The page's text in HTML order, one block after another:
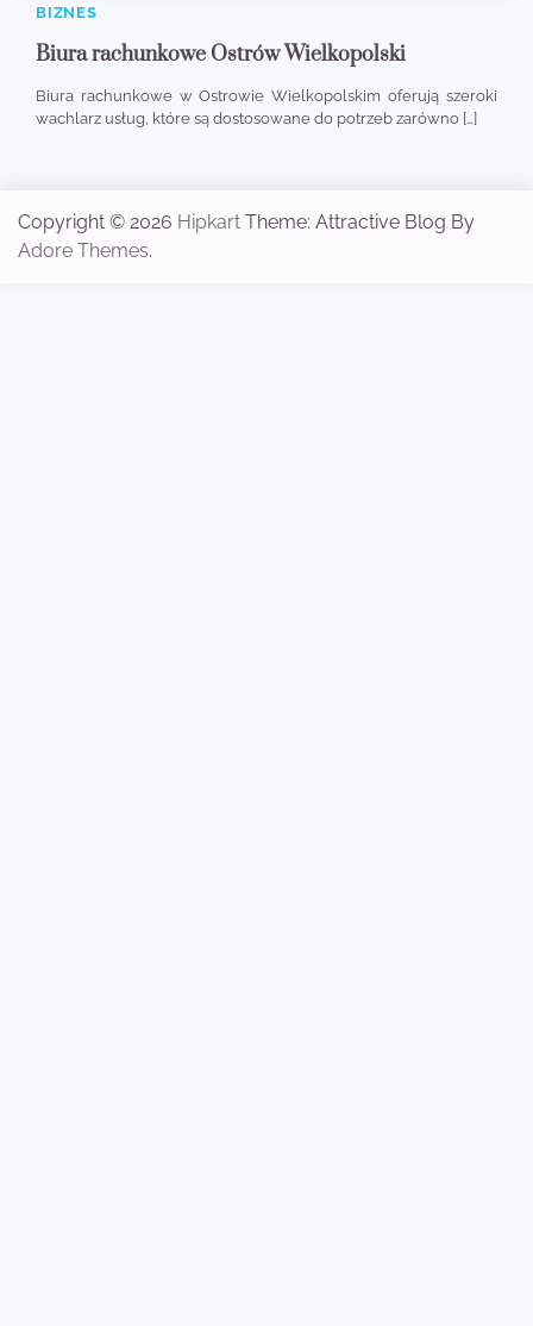
BIZNES
Biura rachunkowe Ostrów Wielkopolski
Biura rachunkowe w Ostrowie Wielkopolskim oferują szeroki
wachlarz usług, które są dostosowane do potrzeb zarówno […]
Copyright © 2026 Hipkart Theme: Attractive Blog By
Adore Themes.